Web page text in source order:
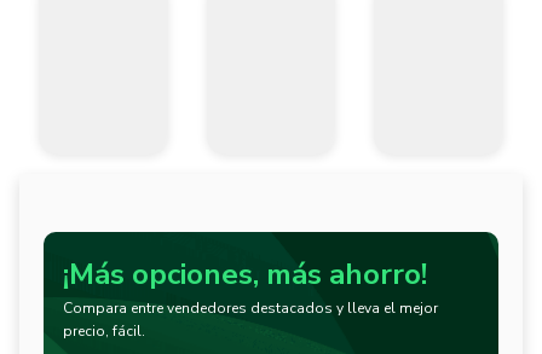
¡Más opciones, más ahorro!
Compara entre vendedores destacados y lleva el mejor
precio, fácil.